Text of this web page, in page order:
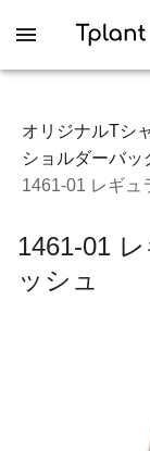
オリジナルTシ
ショルダーバッ
1461-01 レギュ
1461-01
ッシュ